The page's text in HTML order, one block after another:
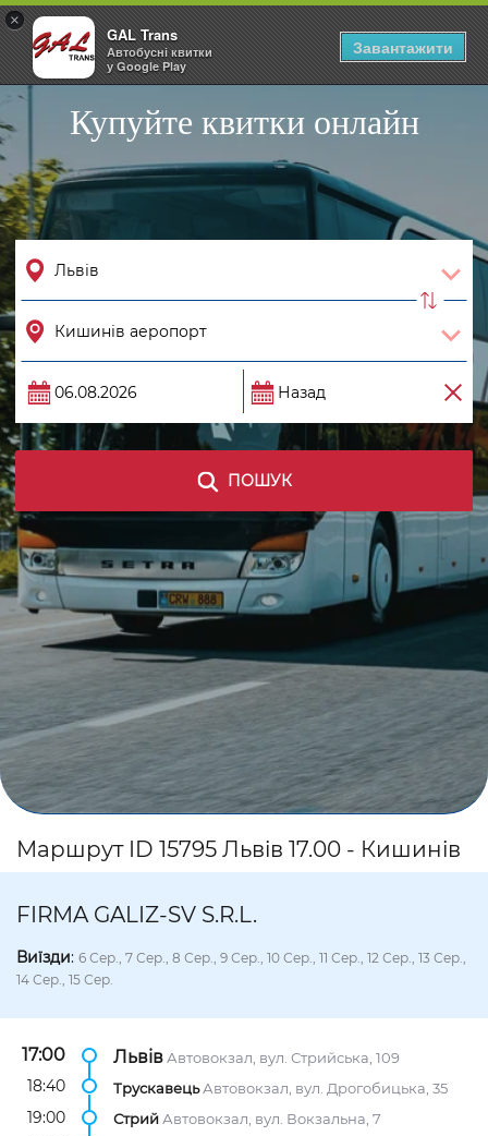
Купуйте квитки онлайн
ПОШУК
Маршрут ID 15795 Львів 17.00 - Кишинів
FIRMA GALIZ-SV S.R.L.
Виїзди: 6 Сер., 7 Сер., 8 Сер., 9 Сер., 10 Сер., 11 Сер., 12 Сер., 13 Сер.,
14 Сер., 15 Сер.
17:00 Львів Автовокзал, вул. Стрийська, 109
18:40 Трускавець Автовокзал, вул. Дрогобицька, 35
19:00 Стрий Автовокзал, вул. Вокзальна, 7
×
GAL Trans
Автобусні квитки
у Google Play
Завантажити